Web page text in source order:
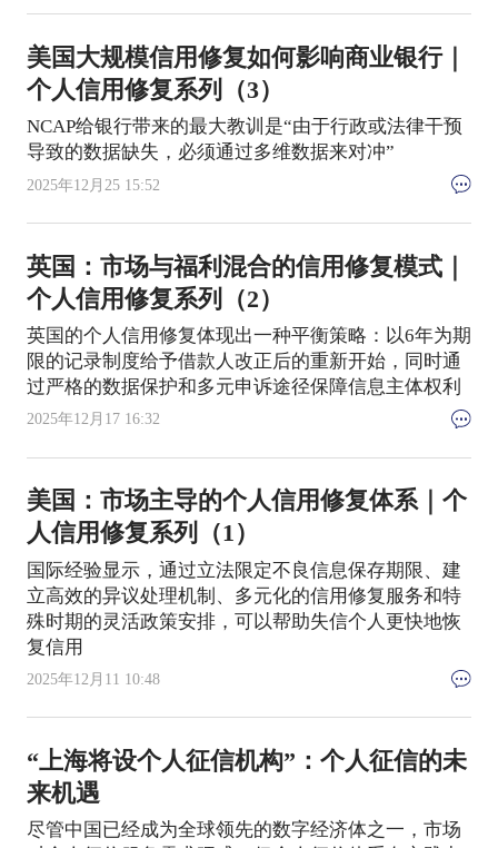
美国大规模信用修复如何影响商业银行｜
个人信用修复系列（3）
NCAP给银行带来的最大教训是“由于行政或法律干预
导致的数据缺失，必须通过多维数据来对冲”
2025年12月25 15:52
英国：市场与福利混合的信用修复模式｜
个人信用修复系列（2）
英国的个人信用修复体现出一种平衡策略：以6年为期
限的记录制度给予借款人改正后的重新开始，同时通
过严格的数据保护和多元申诉途径保障信息主体权利
2025年12月17 16:32
美国：市场主导的个人信用修复体系｜个
人信用修复系列（1）
国际经验显示，通过立法限定不良信息保存期限、建
立高效的异议处理机制、多元化的信用修复服务和特
殊时期的灵活政策安排，可以帮助失信个人更快地恢
复信用
2025年12月11 10:48
“上海将设个人征信机构”：个人征信的未
来机遇
尽管中国已经成为全球领先的数字经济体之一，市场